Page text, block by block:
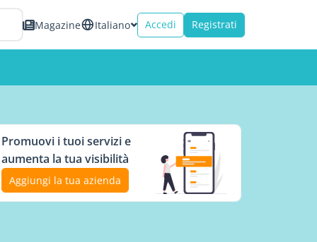
Magazine Italiano Accedi Registrati
Promuovi i tuoi servizi e
aumenta la tua visibilità
Aggiungi la tua azienda